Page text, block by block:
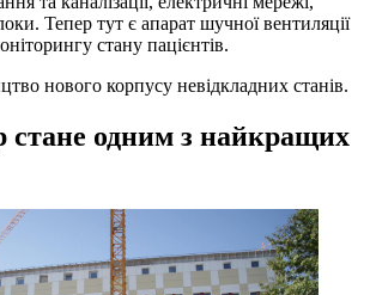
Тепер тут є апарат шучної вентиляції
стану пацієнтів.
нового корпусу невідкладних станів.
стане одним з найкращих